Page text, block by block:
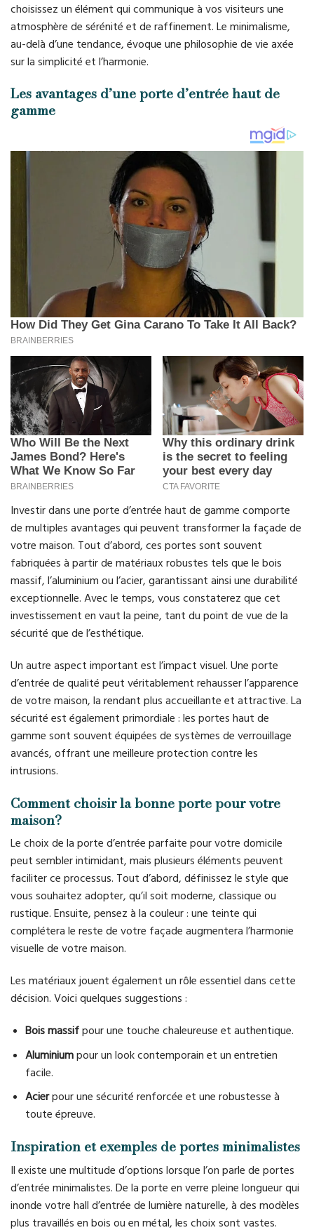
choisissez un élément qui communique à vos visiteurs une
atmosphère de sérénité et de raffinement. Le minimalisme,
au-delà d’une tendance, évoque une philosophie de vie axée
sur la simplicité et l’harmonie.
Les avantages d’une porte d’entrée haut de
gamme
Investir dans une porte d’entrée haut de gamme comporte
de multiples avantages qui peuvent transformer la façade de
votre maison. Tout d’abord, ces portes sont souvent
fabriquées à partir de matériaux robustes tels que le bois
massif, l’aluminium ou l’acier, garantissant ainsi une durabilité
exceptionnelle. Avec le temps, vous constaterez que cet
investissement en vaut la peine, tant du point de vue de la
sécurité que de l’esthétique.
Un autre aspect important est l’impact visuel. Une porte
d’entrée de qualité peut véritablement rehausser l’apparence
de votre maison, la rendant plus accueillante et attractive. La
sécurité est également primordiale : les portes haut de
gamme sont souvent équipées de systèmes de verrouillage
avancés, offrant une meilleure protection contre les
intrusions.
Comment choisir la bonne porte pour votre
maison?
Le choix de la porte d’entrée parfaite pour votre domicile
peut sembler intimidant, mais plusieurs éléments peuvent
faciliter ce processus. Tout d’abord, définissez le style que
vous souhaitez adopter, qu’il soit moderne, classique ou
rustique. Ensuite, pensez à la couleur : une teinte qui
complétera le reste de votre façade augmentera l’harmonie
visuelle de votre maison.
Les matériaux jouent également un rôle essentiel dans cette
décision. Voici quelques suggestions :
Bois massifpour une touche chaleureuse et authentique.
Aluminiumpour un look contemporain et un entretien
facile.
Acierpour une sécurité renforcée et une robustesse à
toute épreuve.
Inspiration et exemples de portes minimalistes
Il existe une multitude d’options lorsque l’on parle de portes
d’entrée minimalistes. De la porte en verre pleine longueur qui
inonde votre hall d’entrée de lumière naturelle, à des modèles
plus travaillés en bois ou en métal, les choix sont vastes.